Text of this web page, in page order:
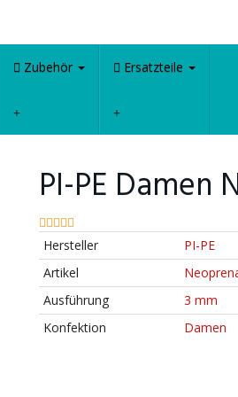
Zubehör Ersatzteile
PI-PE Damen
Hersteller
PI-PE
Artikel
Ausführung
3 mm
Konfektion
Damen